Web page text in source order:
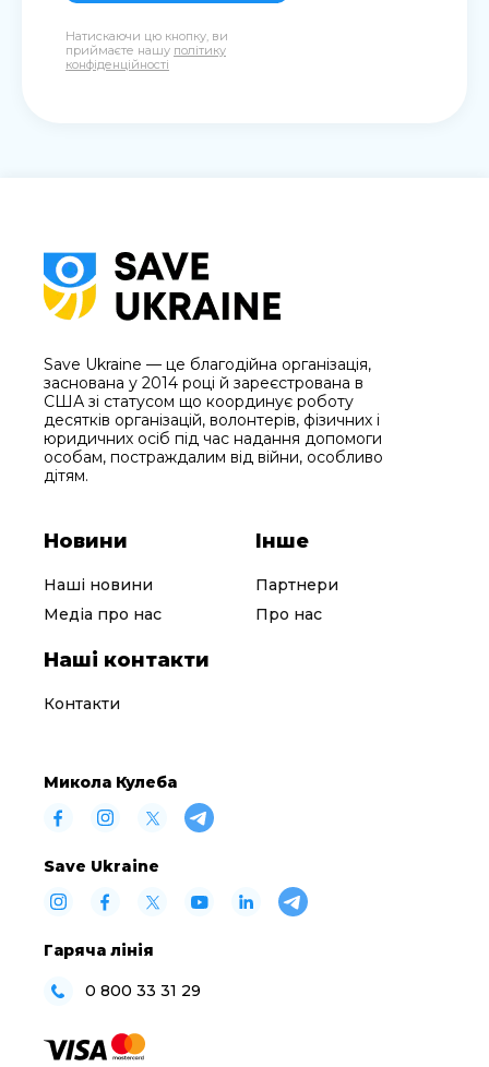
Натискаючи цю кнопку, ви
приймаєте нашу політику
конфіденційності
Save Ukraine — це благодійна організація,
заснована у 2014 році й зареєстрована в
США зі статусом що координує роботу
десятків організацій, волонтерів, фізичних і
юридичних осіб під час надання допомоги
особам, постраждалим від війни, особливо
дітям.
Новини
Наші новини
Медіа про нас
Інше
Партнери
Про нас
Наші контакти
Контакти
Микола Кулеба
Save Ukraine
Гаряча лінія
0 800 33 31 29